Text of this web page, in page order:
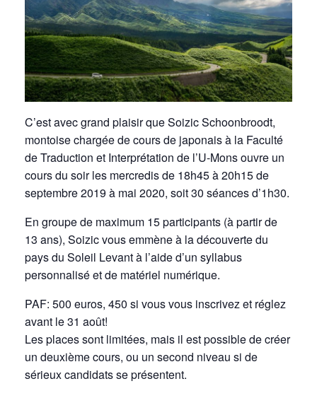
C’est avec grand plaisir que Soizic Schoonbroodt,
montoise chargée de cours de japonais à la Faculté
de Traduction et Interprétation de l’U-Mons ouvre un
cours du soir les mercredis de 18h45 à 20h15 de
septembre 2019 à mai 2020, soit 30 séances d’1h30.
En groupe de maximum 15 participants (à partir de
13 ans), Soizic vous emmène à la découverte du
pays du Soleil Levant à l’aide d’un syllabus
personnalisé et de matériel numérique.
PAF: 500 euros, 450 si vous vous inscrivez et réglez
avant le 31 août!
Les places sont limitées, mais il est possible de créer
un deuxième cours, ou un second niveau si de
sérieux candidats se présentent.